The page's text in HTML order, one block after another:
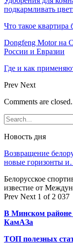
подкармливать
Что такое квартира
Dongfeng Motor на
России и Евразии
Где и как
Prev Next
Comments are closed.
Новость дня
Возвращение
новые горизонты
Белорусское
известие от
Prev Next 1 of 2 037
В Минском районе
КамАЗа
ТОП полезных